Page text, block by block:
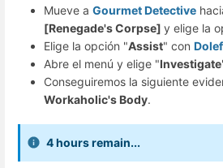
Mueve a Gourmet Detective
[Renegade's Corpse] y elige la
Elige la opción "Assist" con
Abre el menú y elige "Investigate
Conseguiremos la siguiente
Workaholic's Body.
4 hours remain...